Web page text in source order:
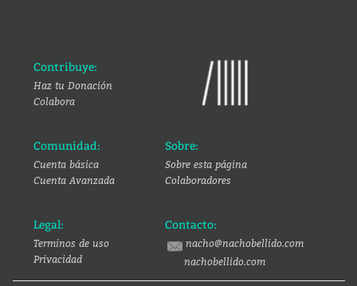
Contribuye:
Haz tu Donación
Colabora
Comunidad:
Cuenta básica
Cuenta Avanzada
Sobre:
Sobre esta página
Colaboradores
Legal:
Terminos de uso
Privacidad
Contacto:
nacho@nachobellido.com
nachobellido.com